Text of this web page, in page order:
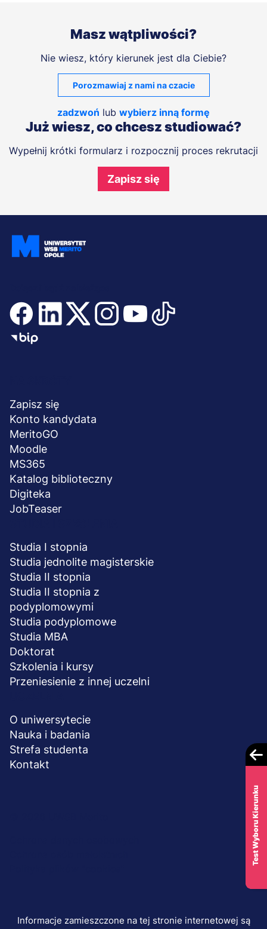
Masz wątpliwości?
Nie wiesz, który kierunek jest dla Ciebie?
Porozmawiaj z nami na czacie
zadzwoń lub wybierz inną formę
Już wiesz, co chcesz studiować?
Wypełnij krótki formularz i rozpocznij proces rekrutacji
Zapisz się
stopka
Zapisz się
Konto kandydata
MeritoGO
Moodle
MS365
Katalog biblioteczny
Digiteka
JobTeaser
Studia I stopnia
Studia jednolite magisterskie
Studia II stopnia
Studia II stopnia z
podyplomowymi
Studia podyplomowe
Studia MBA
Doktorat
Szkolenia i kursy
Przeniesienie z innej uczelni
O uniwersytecie
Nauka i badania
Strefa studenta
Kontakt
Informacje zamieszczone na tej stronie internetowej są
Test Wyboru Kierunku